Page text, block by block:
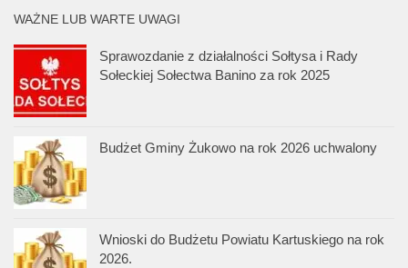
WAŻNE LUB WARTE UWAGI
Sprawozdanie z działalności Sołtysa i Rady
Sołeckiej Sołectwa Banino za rok 2025
Budżet Gminy Żukowo na rok 2026 uchwalony
Wnioski do Budżetu Powiatu Kartuskiego na rok
2026.